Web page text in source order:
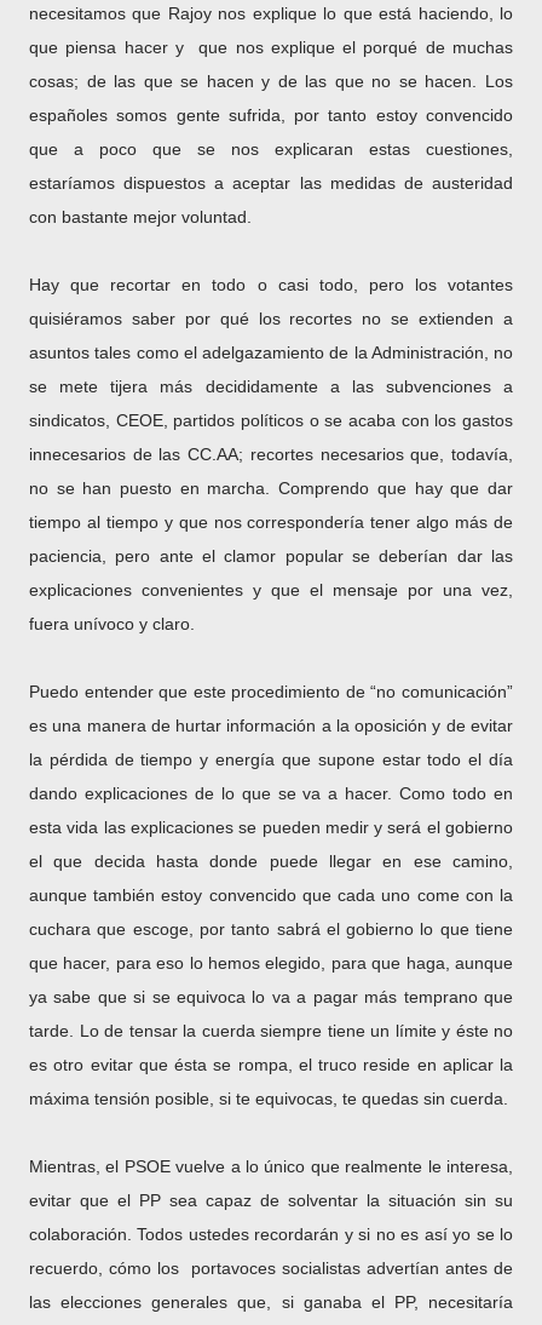
necesitamos que Rajoy nos explique lo que está haciendo, lo
que piensa hacer y
que nos explique el porqué de muchas
cosas; de las que se hacen y de las que no se hacen. Los
españoles somos gente sufrida, por tanto estoy convencido
que a poco que se nos explicaran estas cuestiones,
estaríamos dispuestos a aceptar las medidas de austeridad
con bastante mejor voluntad.
Hay que recortar en todo o casi todo, pero los votantes
quisiéramos saber por qué los recortes no se extienden a
asuntos tales como el adelgazamiento de la Administración, no
se mete tijera más decididamente a las subvenciones a
sindicatos, CEOE, partidos políticos o se acaba con los gastos
innecesarios de las CC.AA; recortes necesarios que, todavía,
no se han puesto en marcha. Comprendo que hay que dar
tiempo al tiempo y que nos correspondería tener algo más de
paciencia, pero ante el clamor popular se deberían dar las
explicaciones convenientes y que el mensaje por una vez,
fuera unívoco y claro.
Puedo entender que este procedimiento de “no comunicación”
es una manera de hurtar información a la oposición y de evitar
la pérdida de tiempo y energía que supone estar todo el día
dando explicaciones de lo que se va a hacer. Como todo en
esta vida las explicaciones se pueden medir y será el gobierno
el que decida hasta donde puede llegar en ese camino,
aunque también estoy convencido que cada uno come con la
cuchara que escoge, por tanto sabrá el gobierno lo que tiene
que hacer, para eso lo hemos elegido, para que haga, aunque
ya sabe que si se equivoca lo va a pagar más temprano que
tarde. Lo de tensar la cuerda siempre tiene un límite y éste no
es otro evitar que ésta se rompa, el truco reside en aplicar la
máxima tensión posible, si te equivocas, te quedas sin cuerda.
Mientras, el PSOE vuelve a lo único que realmente le interesa,
evitar que el PP sea capaz de solventar la situación sin su
colaboración. Todos ustedes recordarán y si no es así yo se lo
recuerdo, cómo los portavoces socialistas advertían antes de
las elecciones generales que, si ganaba el PP, necesitaría